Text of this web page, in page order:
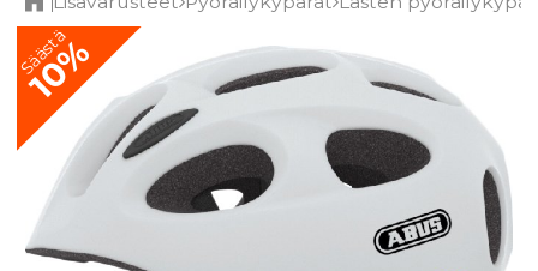
Säästä
10%